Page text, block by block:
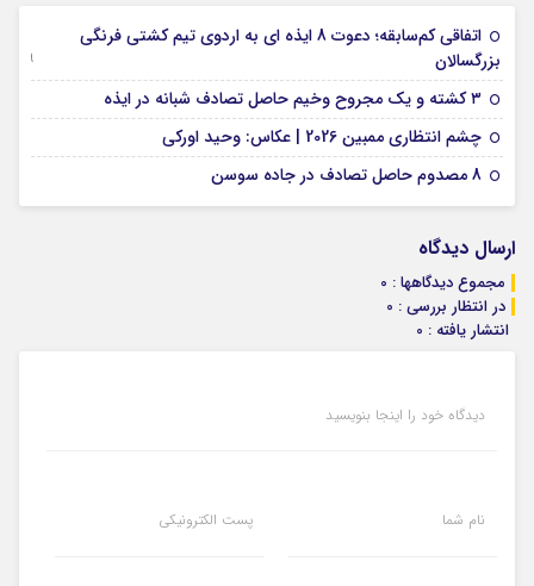
اتفاقی کم‌سابقه؛ دعوت 8 ایذه ای به اردوی تیم کشتی فرنگی
بزرگسالان
09 جولای 2026
۳ کشته و یک مجروح وخیم حاصل تصادف شبانه در ایذه
چشم انتظاری ممبین 2026 | عکاس: وحید اورکی
8 مصدوم حاصل تصادف در جاده سوسن
ارسال دیدگاه
مجموع دیدگاهها : 0
در انتظار بررسی : 0
انتشار یافته : 0
دیدگاه خود را اینجا بنویسید
نام شما پست الکترونیکی